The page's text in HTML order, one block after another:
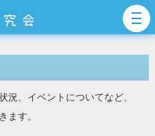
況、イベントについてなど、
ます。